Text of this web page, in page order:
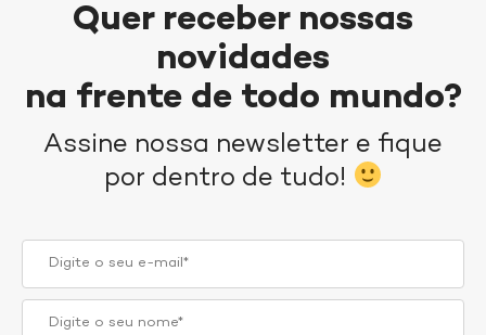
Quer receber nossas
novidades
na frente de todo mundo?
Assine nossa newsletter e fique
por dentro de tudo!